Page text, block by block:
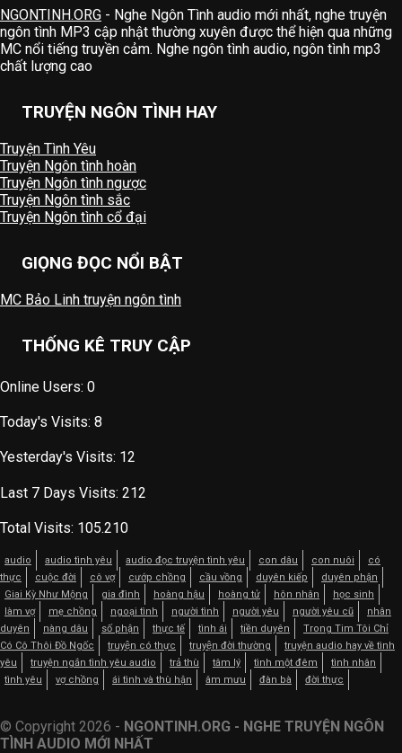
NGONTINH.ORG - Nghe Ngôn Tình audio mới nhất, nghe truyện
ngôn tình MP3 cập nhật thường xuyên được thể hiện qua những
MC nổi tiếng truyền cảm. Nghe ngôn tình audio, ngôn tình mp3
chất lượng cao
TRUYỆN NGÔN TÌNH HAY
Truyện Tình Yêu
Truyện Ngôn tình hoàn
Truyện Ngôn tình ngược
Truyện Ngôn tình sắc
Truyện Ngôn tình cổ đại
GIỌNG ĐỌC NỔI BẬT
MC Bảo Linh truyện ngôn tình
THỐNG KÊ TRUY CẬP
Online Users: 0
Today's Visits: 8
Yesterday's Visits: 12
Last 7 Days Visits: 212
Total Visits: 105.210
audio audio tình yêu audio đọc truyện tình yêu con dâu con nuôi
có
thực
cuộc đời cô vợ cướp chồng cầu vồng duyên kiếp
duyên phận
Giai Kỳ Như Mộng
gia đình hoàng hậu hoàng tử hôn nhân
học sinh
làm vợ
mẹ chồng ngoại tình người tình người yêu người yêu cũ
nhân
duyên
nàng dâu số phận thực tế tình ái tiền duyên
Trong Tim Tôi Chỉ
Có Cô Thôi Đồ Ngốc
truyện có thực truyện đời thường
truyện audio hay về tình
yêu
truyện ngắn tình yêu audio trả thù tâm lý tình một đêm
tình nhân
tình yêu
vợ chồng ái tình và thù hận âm mưu đàn bà đời thực
© Copyright 2026 - NGONTINH.ORG - NGHE TRUYỆN NGÔN
TÌNH AUDIO MỚI NHẤT